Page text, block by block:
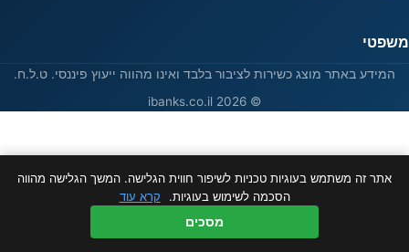
משפטי
המידע באתר מוצג כשירות לציבור בלבד ואינו מהווה ייעוץ פיננסי. ט.ל.ח.
© 2026 ibanks.co.il
אתר זה משתמש בעוגיות טכניות לשיפור חווית הגלישה. המשך הגלישה מהווה
הסכמה לשימוש בעוגיות.
קרא עוד
מסכים